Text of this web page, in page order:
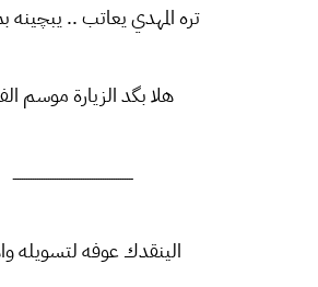
تره المهدي يعاتب ..
هلا بگد الزيارة موسم
ـــــــــــــــــــــــــــــــــــــــــــــــــــــــ
الينقدك عوفه لتسويله